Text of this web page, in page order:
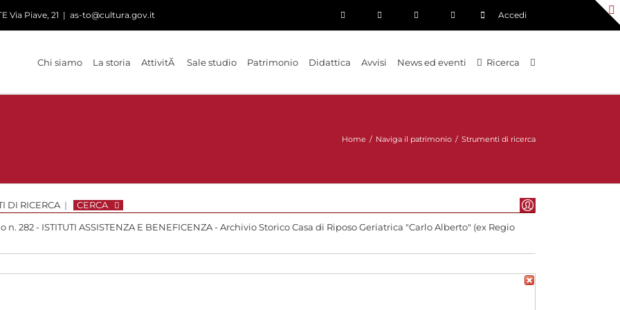
Via Piave, 21 | as-to@cultura.gov.it Accedi
Chi siamo La storia AttivitÃ Sale studio Patrimonio Didattica Avvisi News ed eventi Ricerca
Home / Naviga il patrimonio / Strumenti di ricerca
DI RICERCA | CERCA
n. 282 - ISTITUTI ASSISTENZA E BENEFICENZA - Archivio Storico Casa di Riposo Geriatrica "Carlo Alberto" (ex Regio